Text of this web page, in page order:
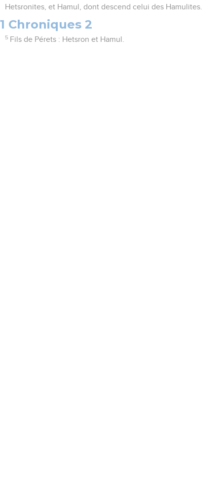
Hetsronites, et Hamul, dont descend celui des Hamulites.
1 Chroniques 2
5 Fils de Pérets : Hetsron et Hamul.